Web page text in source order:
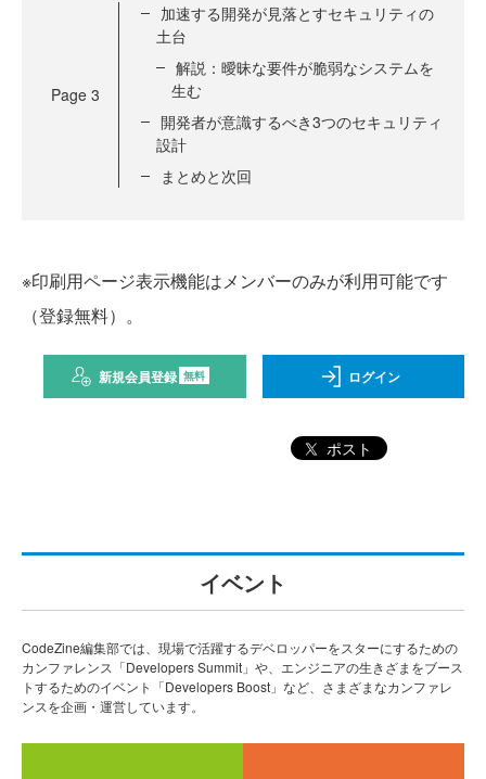
Page 3
加速する開発が見落とすセキュリティの
土台
解説：曖昧な要件が脆弱なシステムを
生む
開発者が意識するべき3つのセキュリティ
設計
まとめと次回
※印刷用ページ表示機能はメンバーのみが利用可能です
（登録無料）。
新規会員登録 無料 ログイン
ポスト
イベント
CodeZine編集部では、現場で活躍するデベロッパーをスターにするための
カンファレンス「Developers Summit」や、エンジニアの生きざまをブース
トするためのイベント「Developers Boost」など、さまざまなカンファレ
ンスを企画・運営しています。